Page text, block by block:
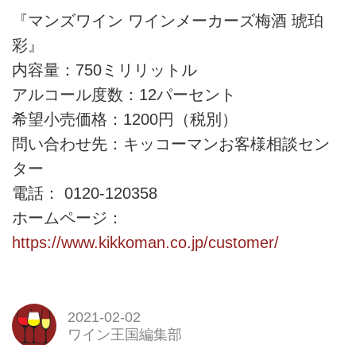
『マンズワイン ワインメーカーズ梅酒 琥珀
彩』
内容量：750ミリリットル
アルコール度数：12パーセント
希望小売価格：1200円（税別）
問い合わせ先：キッコーマンお客様相談セン
ター
電話： 0120-120358
ホームページ：
https://www.kikkoman.co.jp/customer/
2021-02-02
ワイン王国編集部